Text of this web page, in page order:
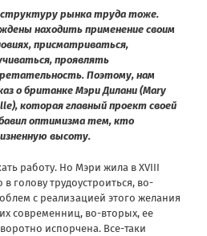
структуру рынка труда тоже.
находить применение своим
присматриваться,
проявлять
Поэтому, нам
о британке Мэри Дилани (Mary
которая главный проект своей
оптимизма тем, кто
высоту.
работу. Но Мэри жила в XVIII
голову трудоустроиться, во-
с реализацией этого желания
современниц, во-вторых, ее
испорчена. Все-таки